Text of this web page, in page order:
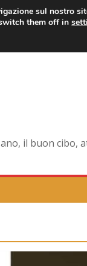
senza età
il buon
sul nostro
them off in